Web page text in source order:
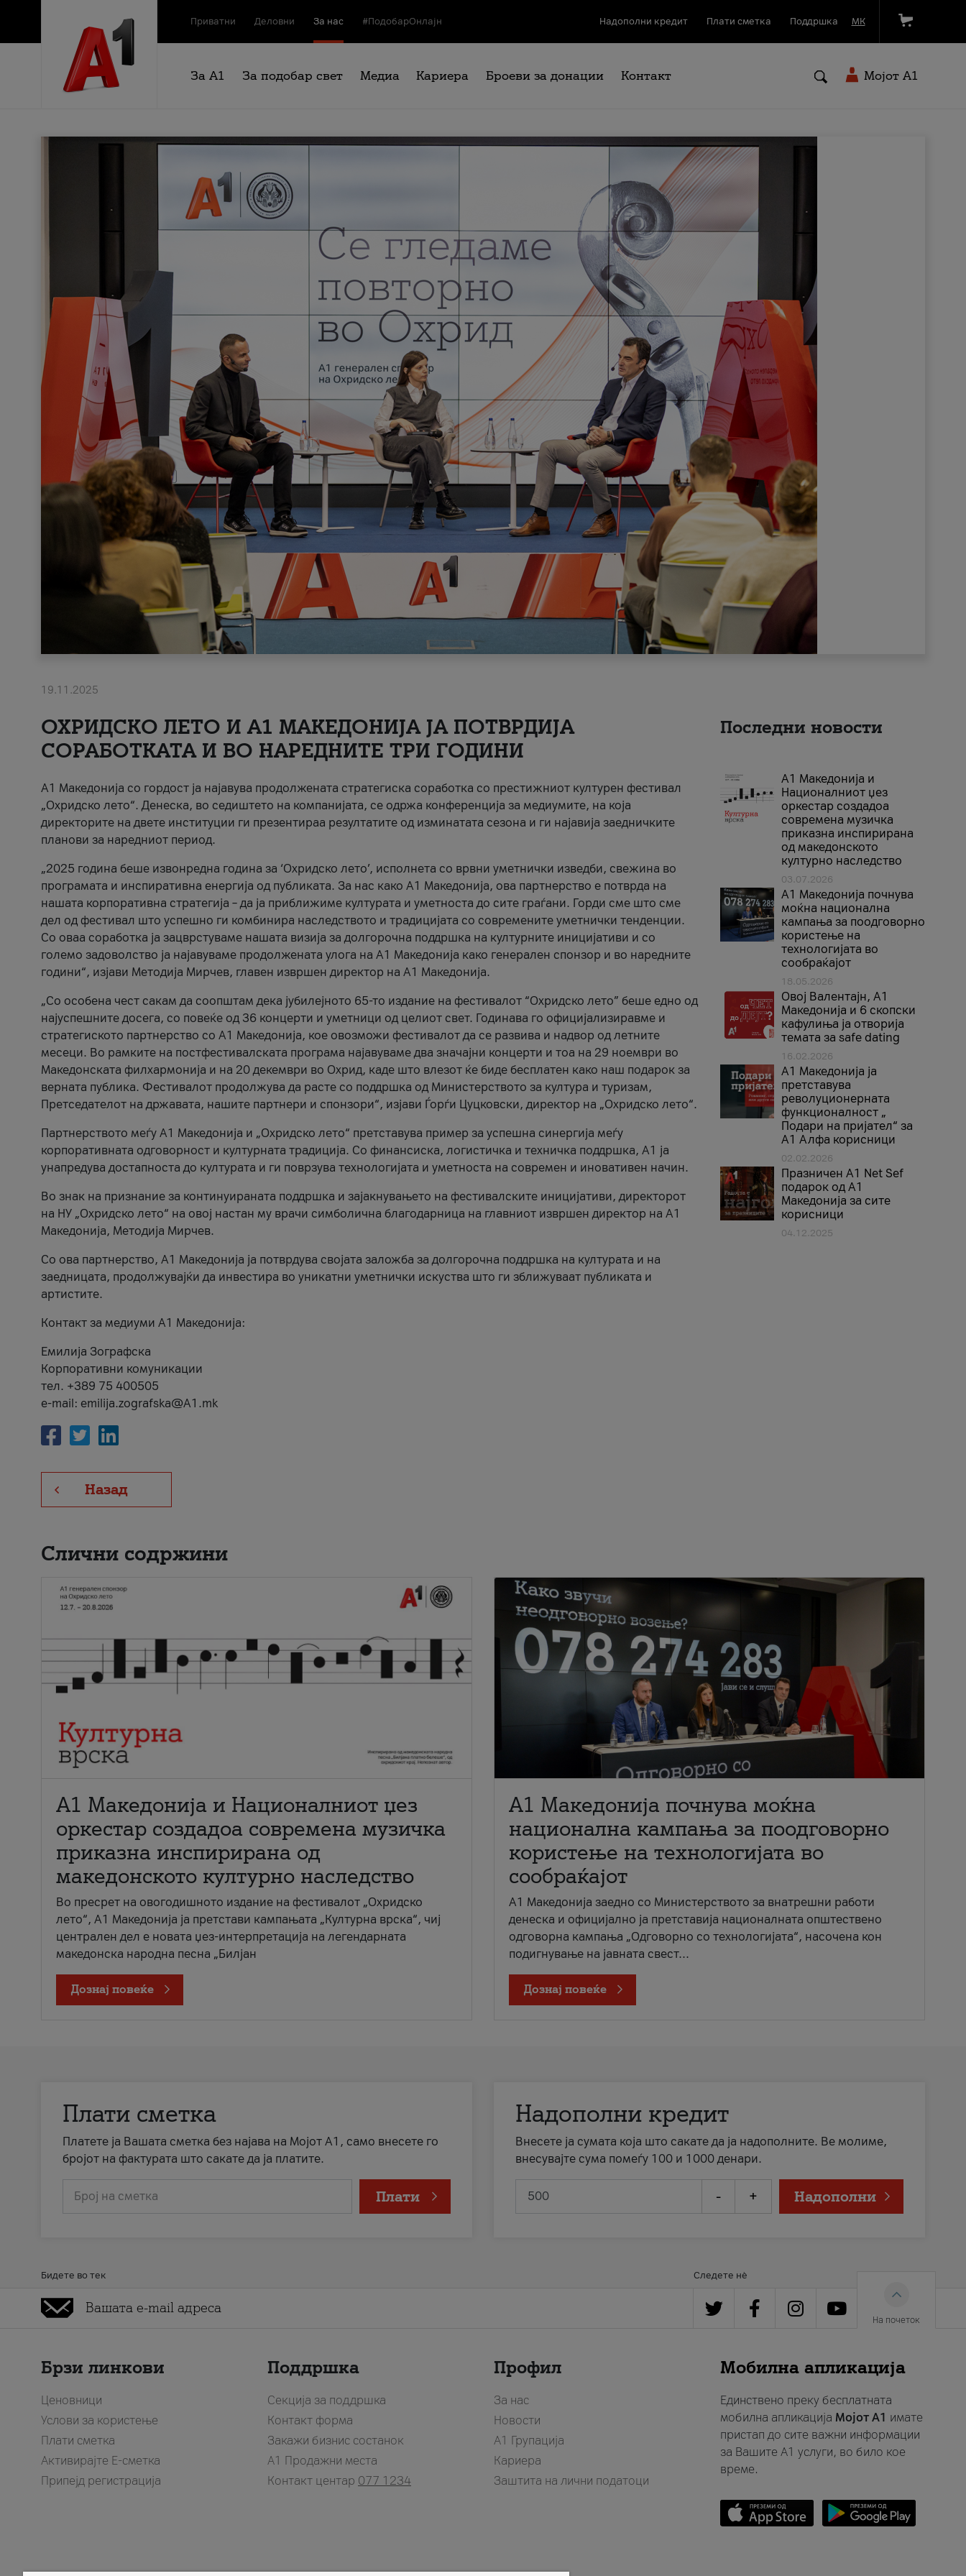
Приватни Деловни За нас #ПодобарОнлајн Надополни кредит Плати сметка Поддршка МК
За А1 За подобар свет Медиа Кариера Броеви за донации Контакт Мојот A1
19.11.2025
ОХРИДСКО ЛЕТО И A1 МАКЕДОНИЈА ЈА ПОТВРДИЈА
СОРАБОТКАТА И ВО НАРЕДНИТЕ ТРИ ГОДИНИ
A1 Македонија со гордост ја најавува продолжената стратегиска соработка со престижниот културен фестивал
„Охридско лето“. Денеска, во седиштето на компанијата, се одржа конференција за медиумите, на која
директорите на двете институции ги презентираа резултатите од изминатата сезона и ги најавија заедничките
планови за наредниот период.
„2025 година беше извонредна година за ‘Охридско лето’, исполнета со врвни уметнички изведби, свежина во
програмата и инспиративна енергија од публиката. За нас како A1 Македонија, ова партнерство е потврда на
нашата корпоративна стратегија – да ја приближиме културата и уметноста до сите граѓани. Горди сме што сме
дел од фестивал што успешно ги комбинира наследството и традицијата со современите уметнички тенденции.
Со оваа соработка ја зацврстуваме нашата визија за долгорочна поддршка на културните иницијативи и со
големо задоволство ја најавуваме продолжената улога на A1 Македонија како генерален спонзор и во наредните
години“, изјави Методија Мирчев, главен извршен директор на A1 Македонија.
„Со особена чест сакам да соопштам дека јубилејното 65-то издание на фестивалот “Охридско лето” беше едно од
најуспешните досега, со повеќе од 36 концерти и уметници од целиот свет. Годинава го официјализиравме и
стратегиското партнерство со А1 Македонија, кое овозможи фестивалот да се развива и надвор од летните
месеци. Во рамките на постфестивалската програма најавуваме два значајни концерти и тоа на 29 ноември во
Македонската филхармонија и на 20 декември во Охрид, каде што влезот ќе биде бесплатен како наш подарок за
верната публика. Фестивалот продолжува да расте со поддршка од Министерството за култура и туризам,
Претседателот на државата, нашите партнери и спонзори“, изјави Ѓорѓи Цуцковски, директор на „Охридско лето“.
Партнерството меѓу A1 Македонија и „Охридско лето“ претставува пример за успешна синергија меѓу
корпоративната одговорност и културната традиција. Со финансиска, логистичка и техничка поддршка, A1 ја
унапредува достапноста до културата и ги поврзува технологијата и уметноста на современ и иновативен начин.
Во знак на признание за континуираната поддршка и зајакнувањето на фестивалските иницијативи, директорот
на НУ „Охридско лето“ на овој настан му врачи симболична благодарница на главниот извршен директор на A1
Македонија, Методија Мирчев.
Со ова партнерство, A1 Македонија ја потврдува својата заложба за долгорочна поддршка на културата и на
заедницата, продолжувајќи да инвестира во уникатни уметнички искуства што ги зближуваат публиката и
артистите.
Контакт за медиуми А1 Македонија:
Емилија Зографска
Корпоративни комуникации
тел. +389 75 400505
e-mail: emilija.zografska@A1.mk
Назад
Последни новости
А1 Македонија и
Националниот џез
оркестар создадоа
современа музичка
приказна инспирирана
од македонското
културно наследство
03.07.2026
A1 Македонија почнува
моќна национална
кампања за поодговорно
користење на
технологијата во
сообраќајот
18.05.2026
Овој Валентајн, A1
Македонија и 6 скопски
кафулиња ја отворија
темата за safe dating
16.02.2026
А1 Македонија ја
претставува
револуционерната
функционалност „
Подари на пријател“ за
А1 Алфа корисници
02.02.2026
Празничен A1 Net Sеf
подарок од А1
Македонија за сите
корисници
04.12.2025
Слични содржини
А1 Македонија и Националниот џез
оркестар создадоа современа музичка
приказна инспирирана од
македонското културно наследство
Во пресрет на овогодишното издание на фестивалот „Охридско
лето“, А1 Македонија ја претстави кампањата „Културна врска“, чиј
централен дел е новата џез-интерпретација на легендарната
македонска народна песна „Билјан
Дознај повеќе
A1 Македонија почнува моќна
национална кампања за поодговорно
користење на технологијата во
сообраќајот
A1 Македонија заедно со Министерството за внатрешни работи
денеска и официјално ја претставија националната општествено
одговорна кампања „Одговорно со технологијата“, насочена кон
подигнување на јавната свест...
Дознај повеќе
Плати сметка
Платете ја Вашата сметка без најава на Мојот А1, само внесете го
бројот на фактурата што сакате да ја платите.
Број на сметка Плати
Надополни кредит
Внесете ја сумата која што сакате да ја надополните. Ве молиме,
внесувајте сума помеѓу 100 и 1000 денари.
- + Надополни
Бидете во тек Следете нè
На почеток
Брзи линкови
Ценовници
Услови за користење
Плати сметка
Активирајте Е-сметка
Припејд регистрација
Поддршка
Секција за поддршка
Контакт форма
Закажи бизнис состанок
A1 Продажни места
Контакт центар 077 1234
Профил
За нас
Новости
А1 Групација
Кариера
Заштита на лични податоци
Мобилна апликација
Единствено преку бесплатната
мобилна апликација Мојот A1 имате
пристап до сите важни информации
за Вашите A1 услуги, во било кое
време.